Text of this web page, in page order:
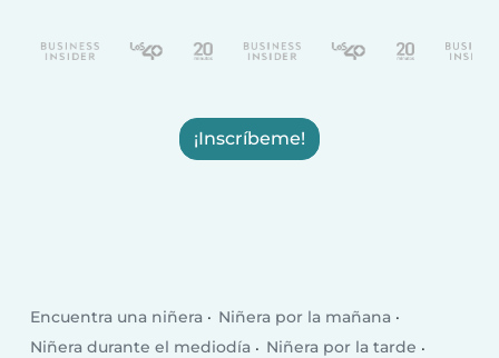
¡Inscríbeme!
Encuentra una niñera
Niñera por la mañana
Niñera durante el mediodía
Niñera por la tarde